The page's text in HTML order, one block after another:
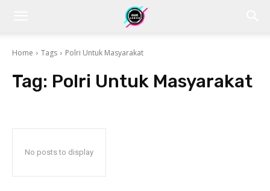
Home Tags Polri Untuk Masyarakat
Tag: Polri Untuk Masyarakat
No posts to display